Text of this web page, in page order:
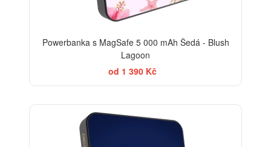
Powerbanka s MagSafe 5 000 mAh Šedá - Blush
Lagoon
od 1 390 Kč